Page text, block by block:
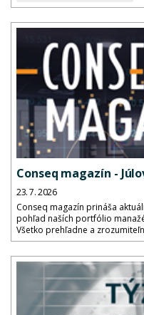
Conseq magazín -
23. 7. 2026
Conseq magazín prináša
pohľad naších portfólio
Všetko prehľadne a